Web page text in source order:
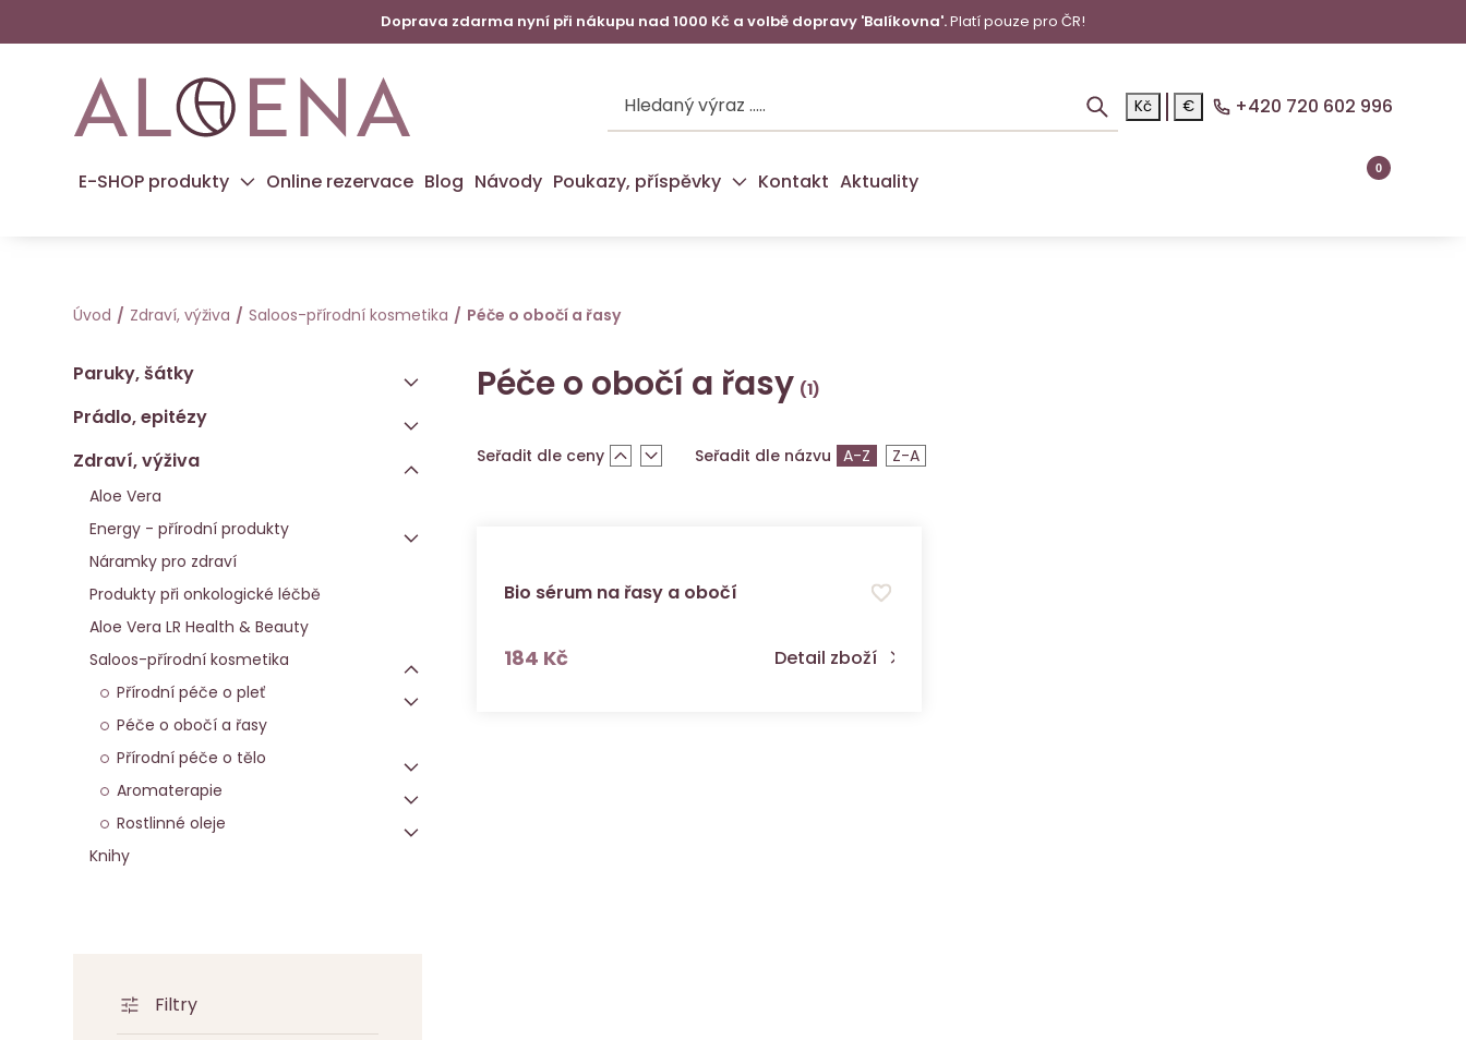
Doprava zdarma nyní při nákupu nad 1000 Kč a volbě dopravy 'Balíkovna'.Platí pouze pro ČR!
Kč € +420 720 602 996
E-SHOP produkty Online rezervace Blog Návody Poukazy, příspěvky Kontakt Aktuality
0
Úvod Zdraví, výživa Saloos-přírodní kosmetika Péče o obočí a řasy
Péče o obočí a řasy
Seřadit dle ceny Seřadit dle názvu A-Z Z-A
Bio sérum na řasy a obočí
184 Kčs DPH Detail zboží
Paruky, šátky
Prádlo, epitézy
Zdraví, výživa
Aloe Vera
Energy - přírodní produkty
Náramky pro zdraví
Produkty při onkologické léčbě
Aloe Vera LR Health & Beauty
Saloos-přírodní kosmetika
Přírodní péče o pleť
Péče o obočí a řasy
Přírodní péče o tělo
Aromaterapie
Rostlinné oleje
Knihy
Filtry